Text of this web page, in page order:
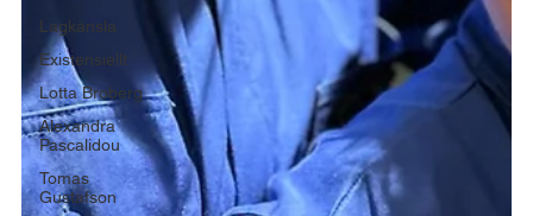
Lagkänsla
Existensiellt
Lotta Broberg
Alexandra
Pascalidou
Tomas
Gustafson